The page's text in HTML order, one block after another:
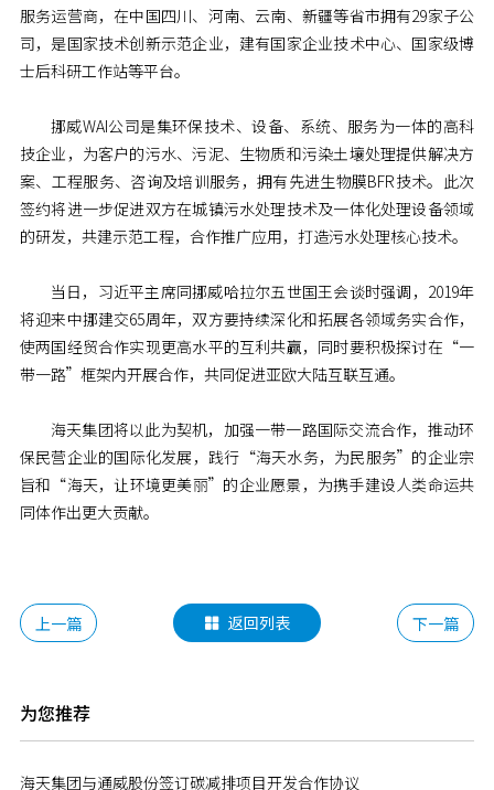
服务运营商，在中国四川、河南、云南、新疆等省市拥有29家子公
司，是国家技术创新示范企业，建有国家企业技术中心、国家级博
士后科研工作站等平台。
挪威WAI公司是集环保技术、设备、系统、服务为一体的高科
技企业，为客户的污水、污泥、生物质和污染土壤处理提供解决方
案、工程服务、咨询及培训服务，拥有先进生物膜BFR技术。此次
签约将进一步促进双方在城镇污水处理技术及一体化处理设备领域
的研发，共建示范工程，合作推广应用，打造污水处理核心技术。
当日，习近平主席同挪威哈拉尔五世国王会谈时强调，2019年
将迎来中挪建交65周年，双方要持续深化和拓展各领域务实合作，
使两国经贸合作实现更高水平的互利共赢，同时要积极探讨在“一
带一路”框架内开展合作，共同促进亚欧大陆互联互通。
海天集团将以此为契机，加强一带一路国际交流合作，推动环
保民营企业的国际化发展，践行“海天水务，为民服务”的企业宗
旨和“海天，让环境更美丽”的企业愿景，为携手建设人类命运共
同体作出更大贡献。
上一篇  返回列表 下一篇
为您推荐
海天集团与通威股份签订碳减排项目开发合作协议